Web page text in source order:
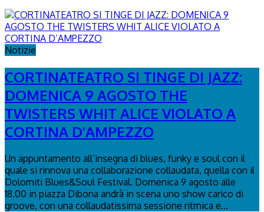
Notizie
CORTINATEATRO SI TINGE DI JAZZ:
DOMENICA 9 AGOSTO THE
TWISTERS WHIT ALICE VIOLATO A
CORTINA D’AMPEZZO
Un appuntamento all’insegna di blues, funky e soul con il
quale si rinnova una collaborazione collaudata, quella con il
Dolomiti Blues&Soul Festival. Domenica 9 agosto alle
18.00 in piazza Dibona andrà in scena uno show carico di
groove, con una collaudatissima sessione ritmica e...